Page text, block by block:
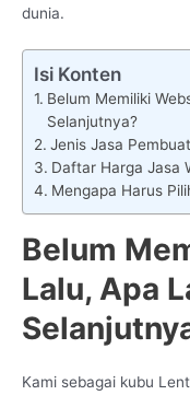
dunia.
Isi Konten
Belum Memiliki
Selanjutnya?
Jenis Jasa
Daftar Harga Jasa
Mengapa Harus
Belum
Lalu, Apa
Kami sebagai kubu